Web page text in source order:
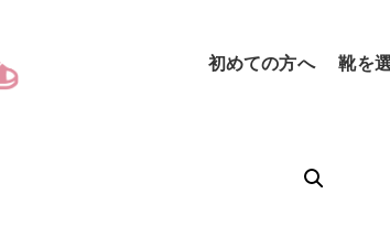
初めての方へ 靴を